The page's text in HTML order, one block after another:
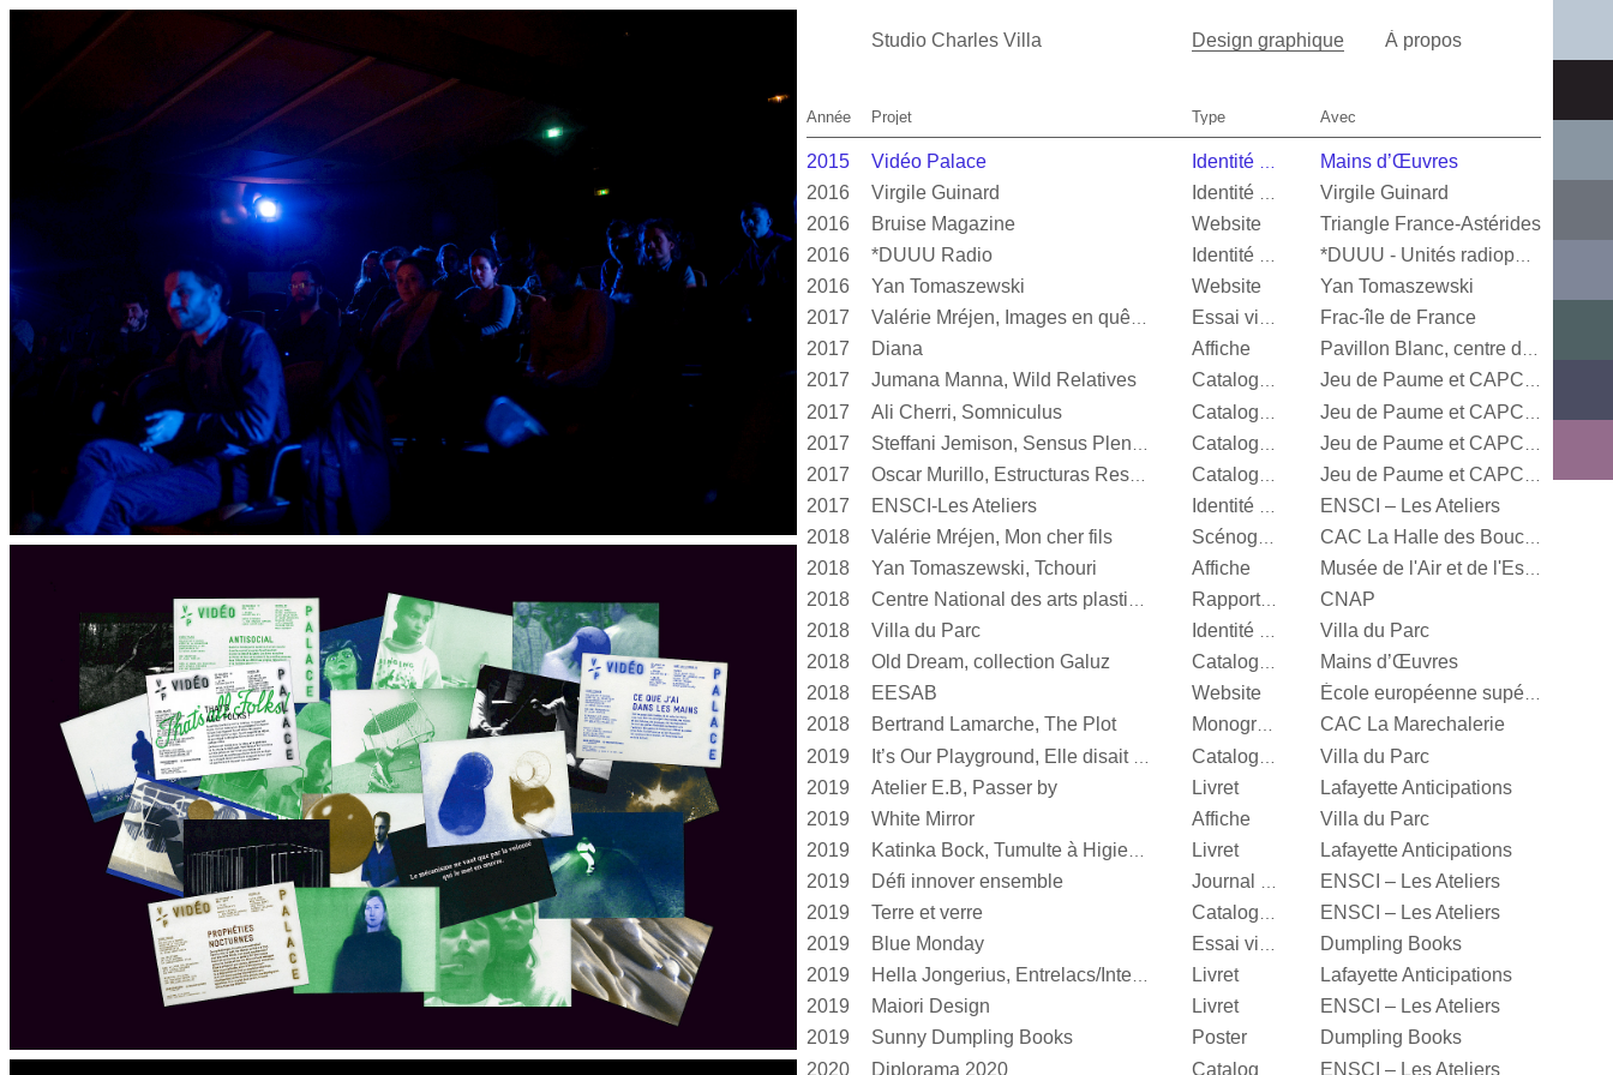
Studio Charles Villa Design graphique À propos
Année Projet Type Avec
2015 Vidéo Palace
Mains d’Œuvres
2016
Virgile Guinard
Virgile Guinard
2016
Bruise Magazine Website
Triangle France-Astérides
2016
*DUUU Radio Identité visuelle *DUUU - Unités radiophoniques mobiles
2016 Yan Tomaszewski Website
Yan Tomaszewski
2017
Valérie Mréjen, Images en quête d'histoires Essai visuel
Frac-île de France
2017
Diana Affiche Pavillon Blanc, centre d’art contemporain de la Ville de Colomiers
2017 Jumana Manna, Wild Relatives Catalogue d’exposition Jeu de Paume et CAPC Bordeaux
2017 Ali Cherri, Somniculus
2017
2017 Oscar Murillo, Estructuras Resonantes
2017 ENSCI-Les Ateliers
ENSCI – Les Ateliers
2018
Valérie Mréjen, Mon cher fils
2018 Yan Tomaszewski, Tchouri Affiche Musée de l'Air et de l'Espace
2018 Centre National des arts plastiques Rapport d’activité
CNAP
2018
Villa du Parc Identité visuelle
Villa du Parc
2018
Old Dream, collection Galuz Catalogue d’exposition
Mains d’Œuvres
2018
EESAB Website École européenne supérieure d'art de Bretagne
2018 Bertrand Lamarche, The Plot Monographie
CAC La Marechalerie
2019
Villa du Parc
2019
Atelier E.B, Passer by Livret
Lafayette Anticipations
2019
White Mirror Affiche
Villa du Parc
2019
Katinka Bock, Tumulte à Higienopolis Livret
Lafayette Anticipations
2019
Défi innover ensemble
ENSCI – Les Ateliers
2019
Terre et verre Catalogue d’exposition
ENSCI – Les Ateliers
2019
Blue Monday Essai visuel
Dumpling Books
2019
Hella Jongerius, Entrelacs/Interlace Livret
Lafayette Anticipations
2019
Maiori Design Livret
ENSCI – Les Ateliers
2019
Sunny Dumpling Books Poster
Dumpling Books
2020
Diplorama 2020 ENSCI – Les Ateliers